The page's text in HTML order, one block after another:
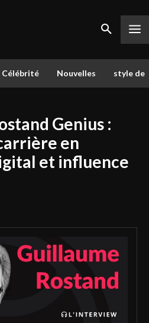
Célébrité Nouvelles style de
Genius :
en
et influence